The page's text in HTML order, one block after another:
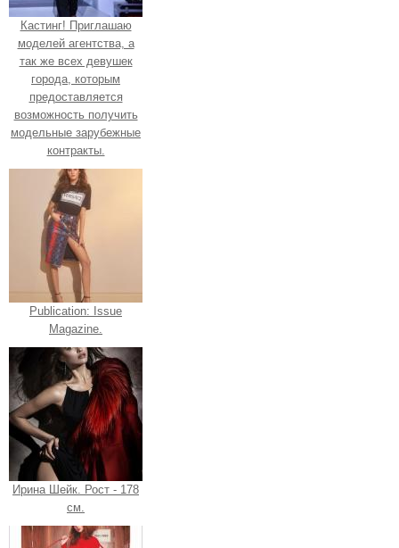
Кастинг! Приглашаю
моделей агентства, а
так же всех девушек
города, которым
предоставляется
возможность получить
модельные зарубежные
контракты.
Publication: Issue
Magazine.
Ирина Шейк. Рост - 178
см.